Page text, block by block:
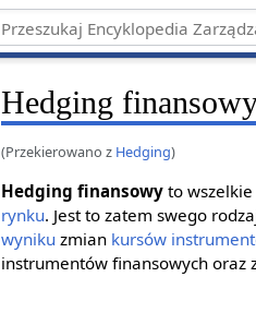
Hedging
(Przekierowano z Hedging)
Hedging finansowy to
rynku. Jest to zatem swego
wyniku zmian kursów
instrumentów finansowych oraz